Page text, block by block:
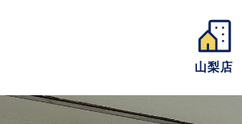
山梨店